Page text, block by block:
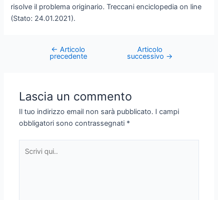
risolve il problema originario. Treccani enciclopedia on line
(Stato: 24.01.2021).
navigation
← Articolo
precedente
Articolo
successivo →
Lascia un commento
Il tuo indirizzo email non sarà pubblicato. I campi
obbligatori sono contrassegnati *
qui..